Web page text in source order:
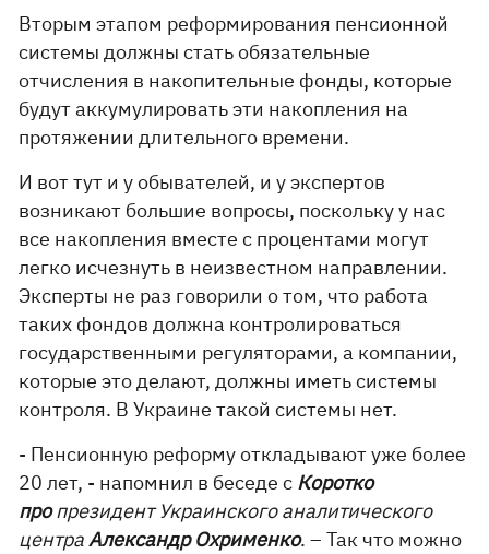
Вторым этапом реформирования пенсионной
системы должны стать обязательные
отчисления в накопительные фонды, которые
будут аккумулировать эти накопления на
протяжении длительного времени.
И вот тут и у обывателей, и у экспертов
возникают большие вопросы, поскольку у нас
все накопления вместе с процентами могут
легко исчезнуть в неизвестном направлении.
Эксперты не раз говорили о том, что работа
таких фондов должна контролироваться
государственными регуляторами, а компании,
которые это делают, должны иметь системы
контроля. В Украине такой системы нет.
- Пенсионную реформу откладывают уже более
20 лет, - напомнил в беседе с Коротко
пропрезидент Украинского аналитического
центраАлександр Охрименко. – Так что можно